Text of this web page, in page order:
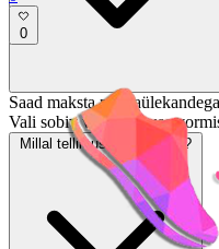
Saad maksta
Vali sobiv viis tellimuse
Millal tellimus saadetakse?
0